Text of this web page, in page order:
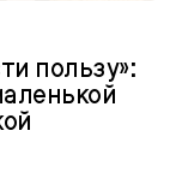
пользу»: